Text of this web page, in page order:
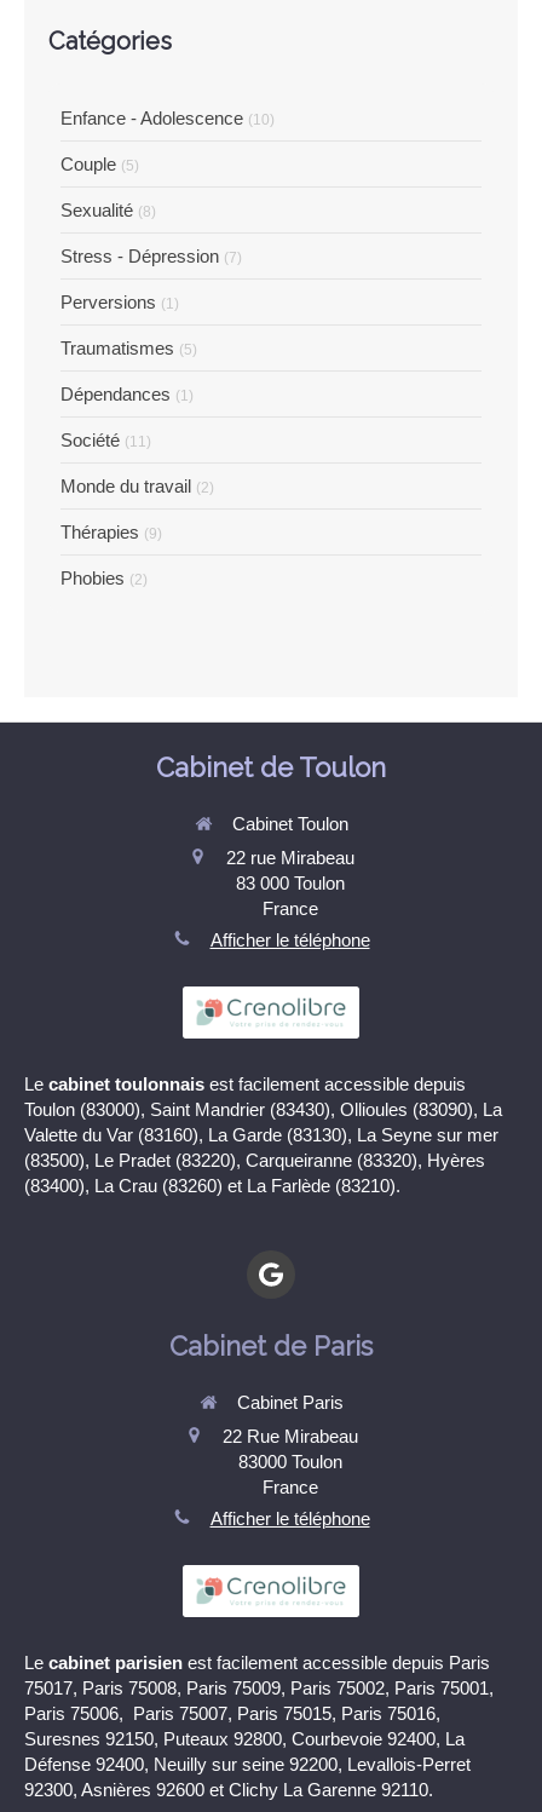
Catégories
Enfance - Adolescence (10)
Couple (5)
Sexualité (8)
Stress - Dépression (7)
Perversions (1)
Traumatismes (5)
Dépendances (1)
Société (11)
Monde du travail (2)
Thérapies (9)
Phobies (2)
Cabinet de Toulon
Cabinet Toulon
22 rue Mirabeau
83 000 Toulon
France
Afficher le téléphone
Le cabinet toulonnais est facilement accessible depuis
Toulon (83000), Saint Mandrier (83430), Ollioules (83090), La
Valette du Var (83160), La Garde (83130), La Seyne sur mer
(83500), Le Pradet (83220), Carqueiranne (83320), Hyères
(83400), La Crau (83260) et La Farlède (83210).
Cabinet de Paris
Cabinet Paris
22 Rue Mirabeau
83000 Toulon
France
Afficher le téléphone
Le cabinet parisien est facilement accessible depuis Paris
75017, Paris 75008, Paris 75009, Paris 75002, Paris 75001,
Paris 75006, Paris 75007, Paris 75015, Paris 75016,
Suresnes 92150, Puteaux 92800, Courbevoie 92400, La
Défense 92400, Neuilly sur seine 92200, Levallois-Perret
92300, Asnières 92600 et Clichy La Garenne 92110.